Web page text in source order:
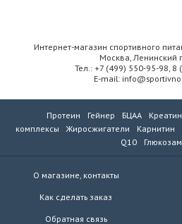
Интернет-магазин спортивного
Москва, Ленинский
Тел.: +7 (499) 550-95-98, 8
E-mail:
Протеин Гейнер БЦАА Креатин
комплексы
Жиросжигатели Карнитин
Q10
О магазине, контакты
Как сделать заказ
Обратная связь